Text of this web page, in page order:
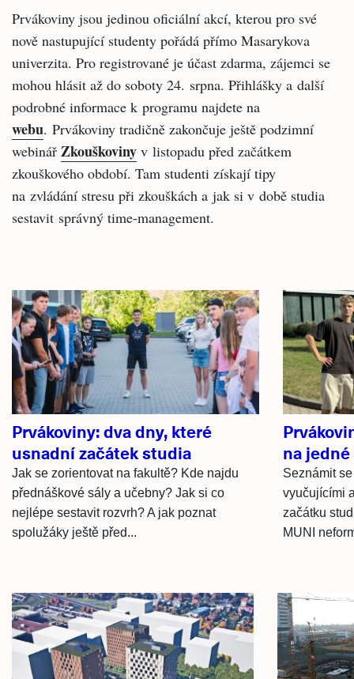
Prvákoviny jsou jedinou oficiální akcí, kterou pro své
nově nastupující studenty pořádá přímo Masarykova
univerzita. Pro registrované je účast zdarma, zájemci se
mohou hlásit až do soboty 24. srpna. Přihlášky a další
podrobné informace k programu najdete na
webu. Prvákoviny tradičně zakončuje ještě podzimní
webinář Zkouškoviny v listopadu před začátkem
zkouškového období. Tam studenti získají tipy
na zvládání stresu při zkouškách a jak si v době studia
sestavit správný time-management.
Související
články
Prvákoviny: dva dny, které
usnadní začátek studia
Jak se zorientovat na fakultě? Kde najdu
přednáškové sály a učebny? Jak si co
nejlépe sestavit rozvrh? A jak poznat
spolužáky ještě před...
na
Seznámit
vyučujícími
začátku
MUNI
Hlavní
novinky